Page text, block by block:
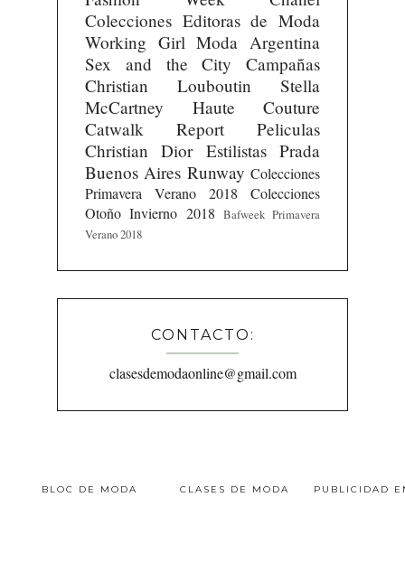
Colecciones Editoras de Moda
Working Girl Moda Argentina
Sex and the City
Campañas
Christian Louboutin
Stella
McCartney
Haute Couture
Catwalk Report
Peliculas
Christian Dior Estilistas Prada
Buenos Aires Runway Colecciones
Primavera Verano 2018
Colecciones
Otoño Invierno 2018 Bafweek Primavera
Verano 2018
CONTACTO:
clasesdemodaonline@gmail.com
BLOC DE MODA CLASES DE MODA PUBLICIDAD